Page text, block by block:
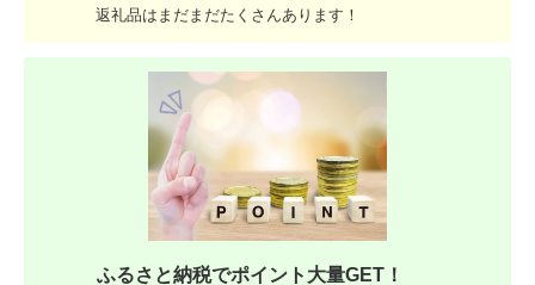
返礼品はまだまだたくさんあります！
ふるさと納税でポイント大量GET！